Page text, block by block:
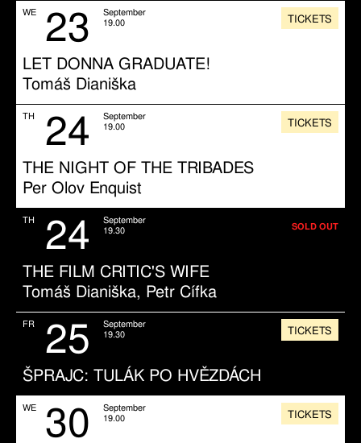
WE 23
September
19.00
LET DONNA GRADUATE!
Tomáš Dianiška
TICKETS
TH 24
September
19.00
THE NIGHT OF THE TRIBADES
Per Olov Enquist
TICKETS
TH 24
September
19.30
THE FILM CRITIC'S WIFE
Tomáš Dianiška, Petr Cífka
SOLD OUT
FR 25
September
19.30
ŠPRAJC: TULÁK PO HVĚZDÁCH
TICKETS
WE 30
September
19.00
TICKETS